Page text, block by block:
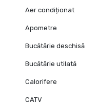
Aer condiționat
Apometre
Bucătărie deschisă
Bucătărie utilată
Calorifere
CATV